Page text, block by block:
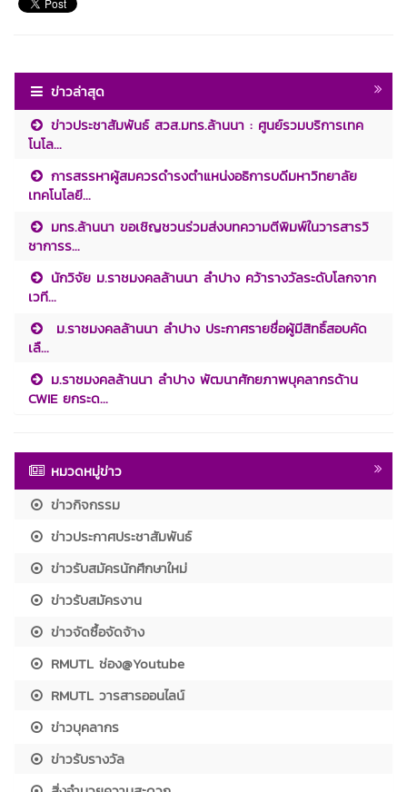
ข่าวล่าสุด
ข่าวประชาสัมพันธ์ สวส.มทร.ล้านนา : ศูนย์รวมบริการเทค
โนโล...
การสรรหาผู้สมควรดำรงตำแหน่งอธิการบดีมหาวิทยาลัย
เทคโนโลยี...
มทร.ล้านนา ขอเชิญชวนร่วมส่งบทความตีพิมพ์ในวารสารวิ
ชาการร...
นักวิจัย ม.ราชมงคลล้านนา ลำปาง คว้ารางวัลระดับโลกจาก
เวที...
ม.ราชมงคลล้านนา ลำปาง ประกาศรายชื่อผู้มีสิทธิ์สอบคัด
เลื...
ม.ราชมงคลล้านนา ลำปาง พัฒนาศักยภาพบุคลากรด้าน
CWIE ยกระด...
หมวดหมู่ข่าว
ข่าวกิจกรรม
ข่าวประกาศประชาสัมพันธ์
ข่าวรับสมัครนักศึกษาใหม่
ข่าวรับสมัครงาน
ข่าวจัดซื้อจัดจ้าง
RMUTL ช่อง@Youtube
RMUTL วารสารออนไลน์
ข่าวบุคลากร
ข่าวรับรางวัล